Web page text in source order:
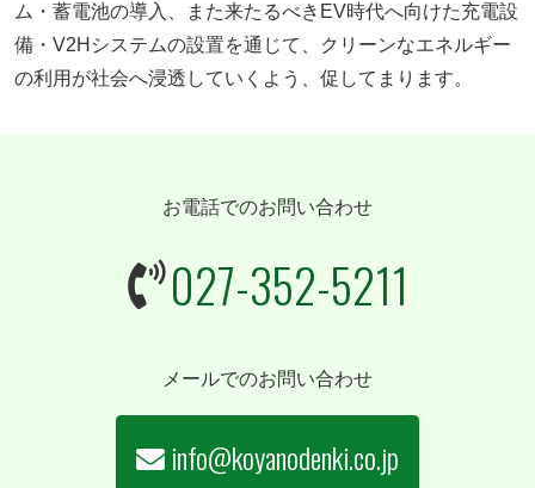
ム・蓄電池の導入、また来たるべきEV時代へ向けた充電設
備・V2Hシステムの設置を通じて、クリーンなエネルギー
の利用が社会へ浸透していくよう、促してまります。
お電話でのお問い合わせ
027-352-5211
メールでのお問い合わせ
info@koyanodenki.co.jp